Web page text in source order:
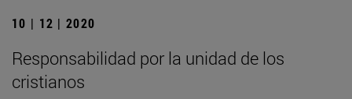
10 | 12 | 2020
Responsabilidad por la unidad de los
cristianos